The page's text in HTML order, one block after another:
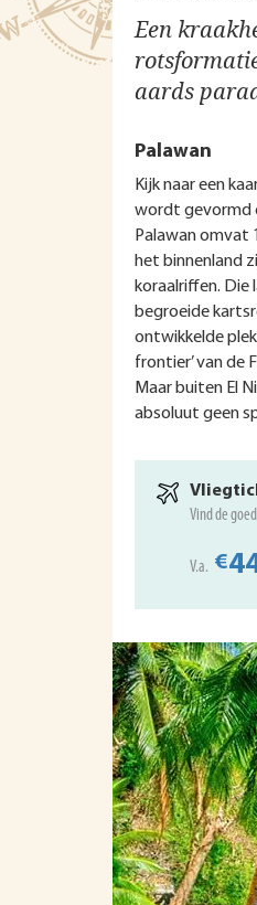
Een
aards
Palawan
Kijk naar een
wordt gevormd
Palawan omvat
het binnenland
koraalriffen.
begroeide
ontwikkelde plek
frontier’ van de
Maar buiten El
absoluut geen
Vind de
V.a. €